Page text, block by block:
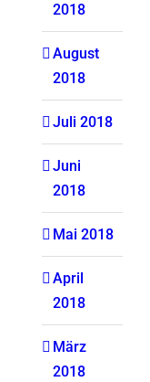
2018
August
2018
Juli 2018
Juni
2018
Mai 2018
April
2018
März
2018